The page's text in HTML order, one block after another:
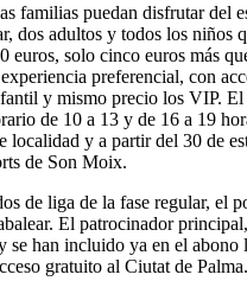
familias puedan disfrutar del
dos adultos y todos los niños
solo cinco euros más
preferencial, con
y mismo precio los VIP. El
de 10 a 13 y de 16 a 19
localidad y a partir del 30 de
de Son Moix.
de liga de la fase regular,
El patrocinador
han incluido ya en el
gratuito al Ciutat de Palma.